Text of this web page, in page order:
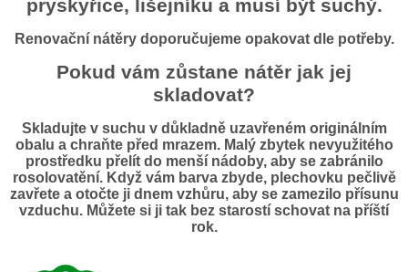
pryskyřice, lišejníku a musí být suchý.
Renovační nátěry doporučujeme opakovat dle potřeby.
Pokud vám zůstane nátěr jak jej
skladovat?
Skladujte v suchu v důkladně uzavřeném originálním
obalu a chraňte před mrazem. Malý zbytek nevyužitého
prostředku přelít do menší nádoby, aby se zabránilo
rosolovatění. Když vám barva zbyde, plechovku pečlivě
zavřete a otočte ji dnem vzhůru, aby se zamezilo přísunu
vzduchu. Můžete si ji tak bez starostí schovat na příští
rok.